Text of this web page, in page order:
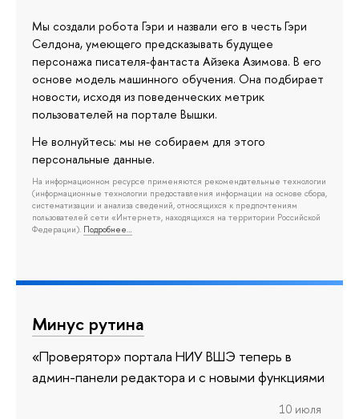
Мы создали робота Гэри и назвали его в честь Гэри
Селдона, умеющего предсказывать будущее
персонажа писателя-фантаста Айзека Азимова. В его
основе модель машинного обучения. Она подбирает
новости, исходя из поведенческих метрик
пользователей на портале Вышки.
Не волнуйтесь: мы не собираем для этого
персональные данные.
На информационном ресурсе применяются рекомендательные технологии
(информационные технологии предоставления информации на основе сбора,
систематизации и анализа сведений, относящихся к предпочтениям
пользователей сети «Интернет», находящихся на территории Российской
Федерации). Подробнее…
Минус рутина
«Проверятор» портала НИУ ВШЭ теперь в
админ-панели редактора и с новыми функциями
10 июля